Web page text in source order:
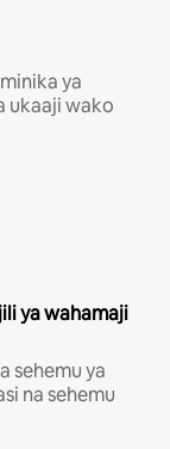
ya
ukaaji wako
ya wahamaji
sehemu ya
na sehemu